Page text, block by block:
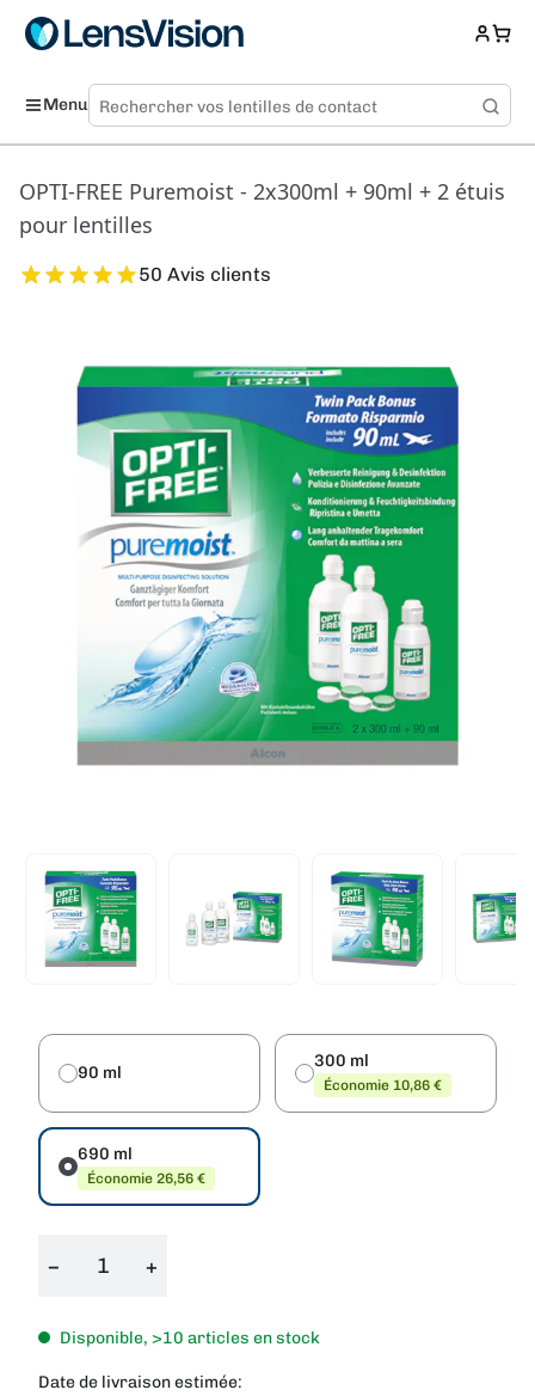
Menu
OPTI-FREE Puremoist - 2x300ml + 90ml + 2 étuis
pour lentilles
50 Avis clients
90 ml
300 ml
Économie 10,86 €
690 ml
Économie 26,56 €
− +
Disponible, >10 articles en stock
Date de livraison estimée: